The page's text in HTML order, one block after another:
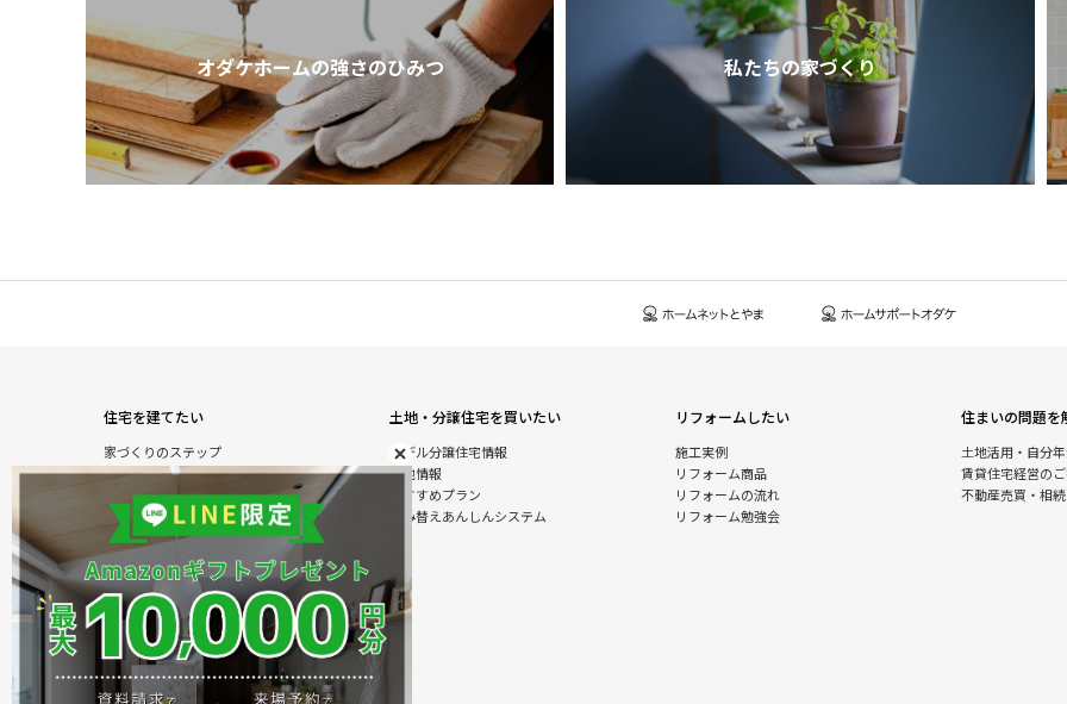
オダケホームの強さのひみつ 私たちの家づくり
住宅を建てたい
家づくりのステップ
自由設計注文住宅
木の特性を活かした北陸の家づくり
住宅の性能
オダケホームの強さのひみつ
安心のアフターサービス
建て替えあんしんシステム
商品情報
施工実例
モデル分譲住宅情報
住まいのおまかせ＆ラクラクサービス
土地・分譲住宅を買いたい
モデル分譲住宅情報
土地情報
おすすめプラン
住み替えあんしんシステム
リフォームしたい
施工実例
リフォーム商品
リフォームの流れ
リフォーム勉強会
住まいの問題を
土地活用・自分
賃貸住宅経営の
不動産売買・相続